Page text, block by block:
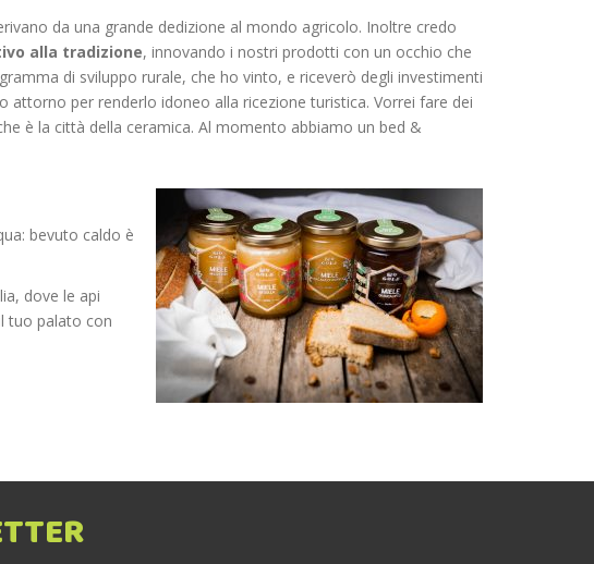
da una grande dedizione al mondo agricolo. Inoltre credo
alla tradizione, innovando i nostri prodotti con un occhio che
di sviluppo rurale, che ho vinto, e riceverò degli investimenti
attorno per renderlo idoneo alla ricezione turistica. Vorrei fare dei
è la città della ceramica. Al momento abbiamo un bed &
bevuto caldo è
dove le api
tuo palato con